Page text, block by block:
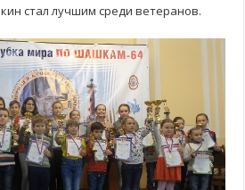
стал лучшим среди ветеранов.